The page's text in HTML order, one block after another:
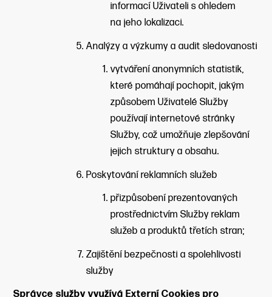
informací Uživateli s ohledem
na jeho lokalizaci.
Analýzy a výzkumy a audit sledovanosti
vytváření anonymních statistik,
které pomáhají pochopit, jakým
způsobem Uživatelé Služby
používají internetové stránky
Služby, což umožňuje zlepšování
jejich struktury a obsahu.
Poskytování reklamních služeb
přizpůsobení prezentovaných
prostřednictvím Služby reklam
služeb a produktů třetích stran;
Zajištění bezpečnosti a spolehlivosti
služby
Správce služby využívá Externí Cookies pro